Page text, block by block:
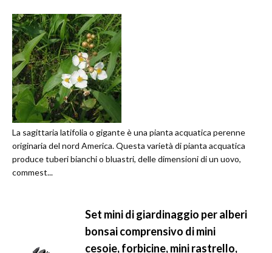
La sagittaria latifolia o gigante è una pianta acquatica perenne
originaria del nord America. Questa varietà di pianta acquatica
produce tuberi bianchi o bluastri, delle dimensioni di un uovo,
commest...
Set mini di giardinaggio per alberi
bonsai comprensivo di mini
cesoie, forbicine, mini rastrello,